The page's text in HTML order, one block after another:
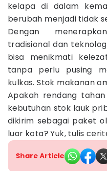
kelapa di dalam
berubah menjadi tidak
Dengan
tradisional dan
bisa menikmati
tanpa perlu pusing
kulkas. Stok makanan
Apakah rendang
kebutuhan stok lauk
dikirim sebagai paket
luar kota? Yuk, tulis
Share Article